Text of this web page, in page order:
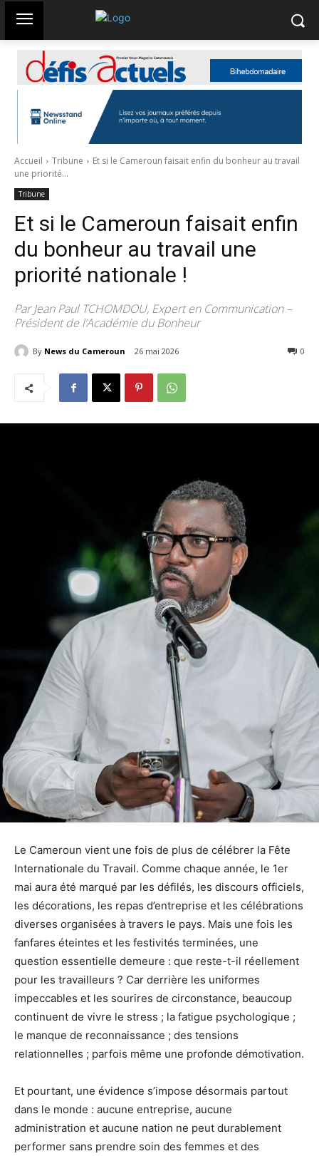
Accueil Tribune
Et si le Cameroun faisait enfin du bonheur au travail
une priorité...
Tribune
Et si le Cameroun faisait enfin
du bonheur au travail une
priorité nationale !
Par Jean Paul TCHOMDOU, Expert en Communication –
Président de l’Académie du Bonheur
By News du Cameroun 26 mai 2026 0
Le Cameroun vient une fois de plus de célébrer la Fête
Internationale du Travail. Comme chaque année, le 1er
mai aura été marqué par les défilés, les discours officiels,
les décorations, les repas d’entreprise et les célébrations
diverses organisées à travers le pays. Mais une fois les
fanfares éteintes et les festivités terminées, une
question essentielle demeure : que reste-t-il réellement
pour les travailleurs ? Car derrière les uniformes
impeccables et les sourires de circonstance, beaucoup
continuent de vivre le stress ; la fatigue psychologique ;
le manque de reconnaissance ; des tensions
relationnelles ; parfois même une profonde démotivation.
Et pourtant, une évidence s’impose désormais partout
dans le monde : aucune entreprise, aucune
administration et aucune nation ne peut durablement
performer sans prendre soin des femmes et des